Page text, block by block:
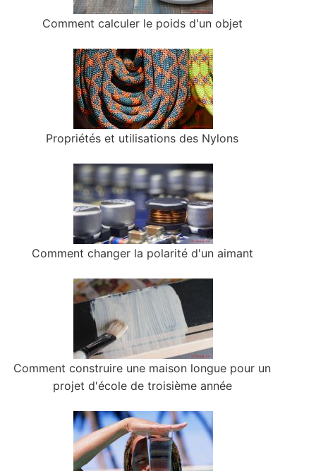
Comment calculer le poids d'un objet
Propriétés et utilisations des Nylons
Comment changer la polarité d'un aimant
Comment construire une maison longue pour un
projet d'école de troisième année